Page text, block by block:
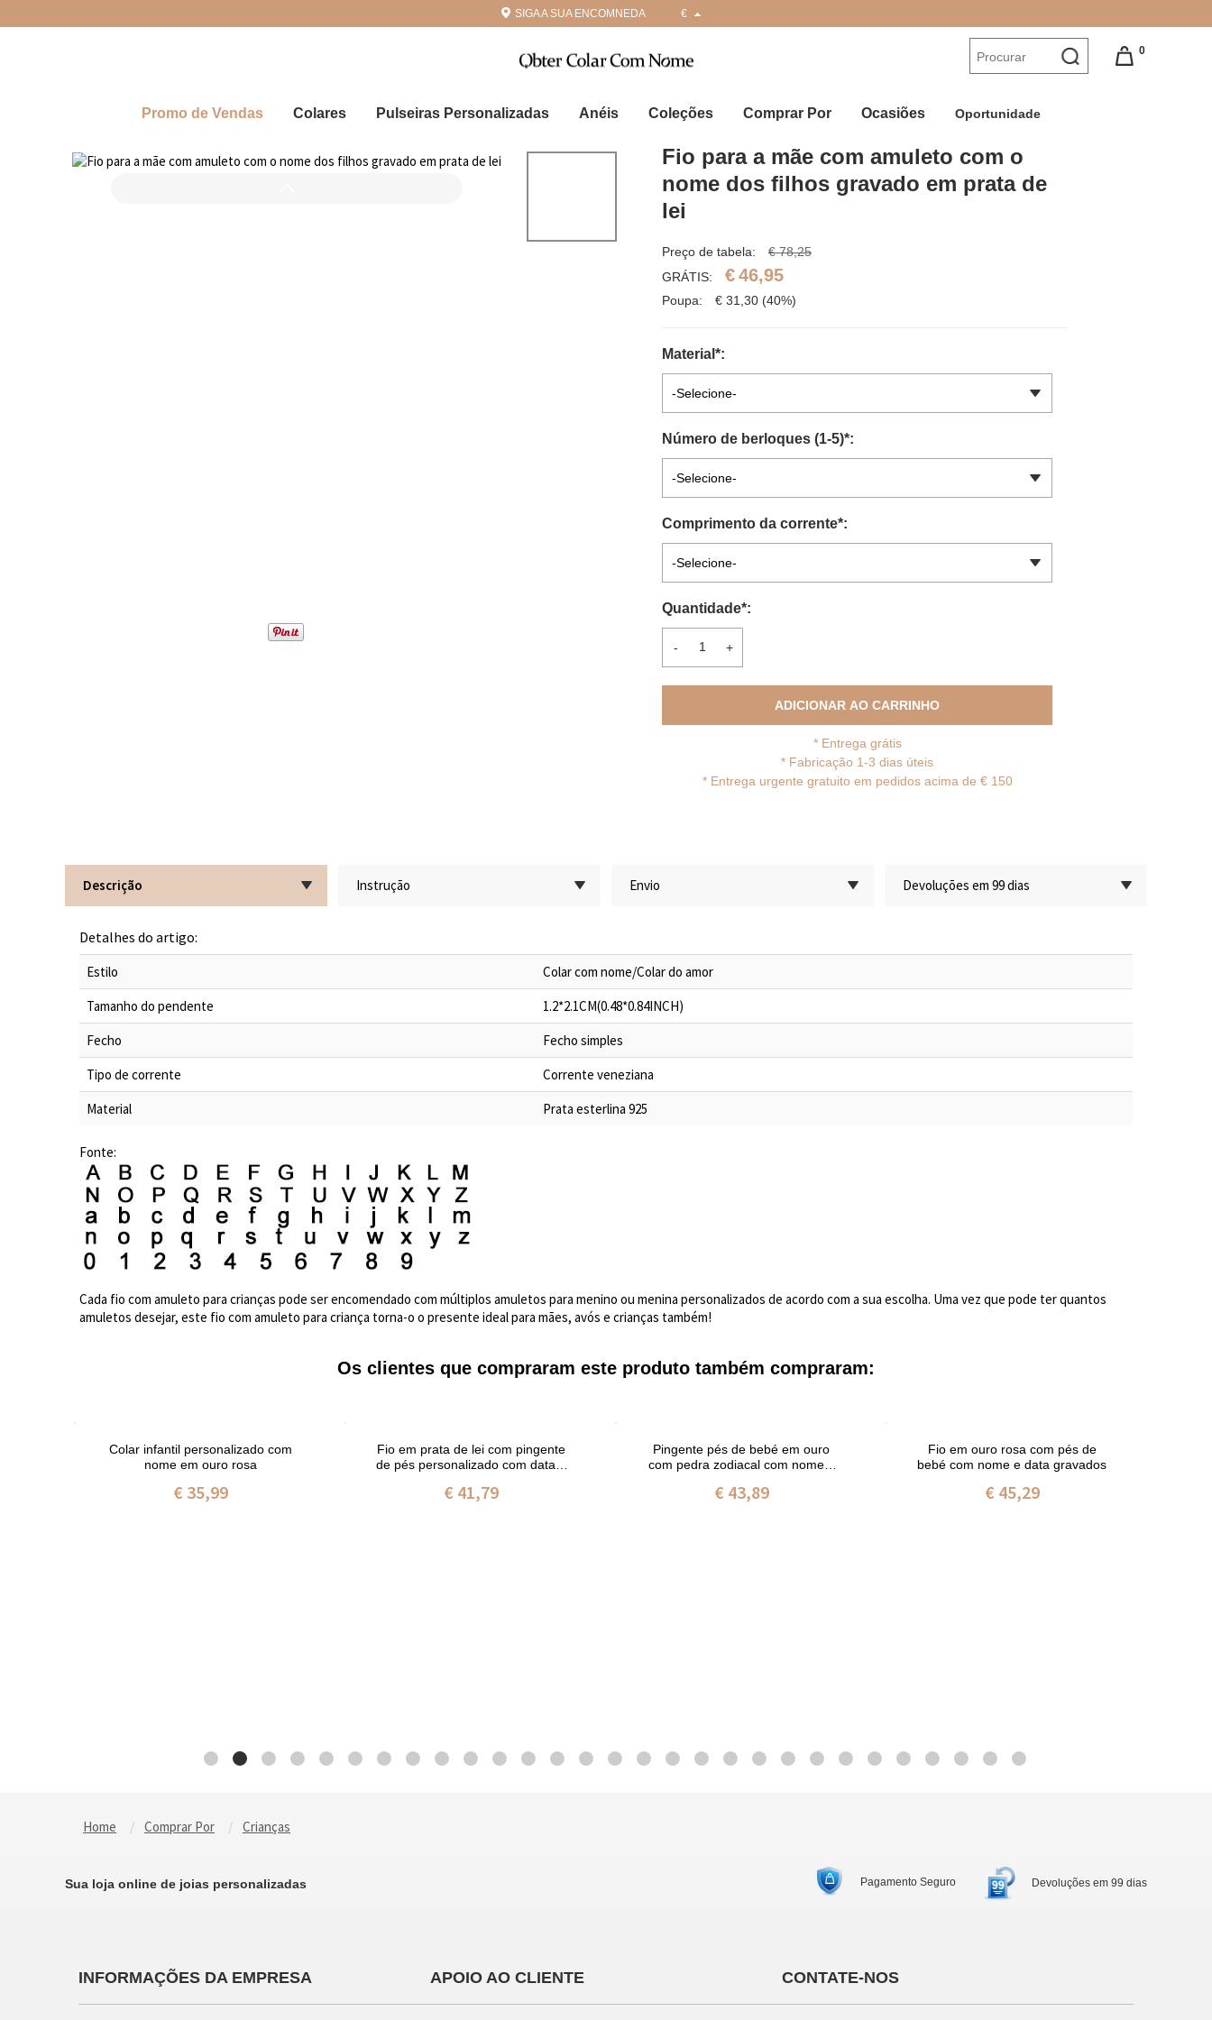
SIGA A SUA ENCOMNEDA €
0
Promo de Vendas Colares Pulseiras Personalizadas Anéis Coleções Comprar Por Ocasiões Oportunidade
Fio para a mãe com amuleto com o
nome dos filhos gravado em prata de
lei
Preço de tabela:
€ 78,25
GRÁTIS:
€46,95
Poupa: € 31,30 (40%)
Material *:
-Selecione-
Número de berloques (1-5)*:
-Selecione-
Comprimento da corrente*:
-Selecione-
Quantidade*:
- +
ADICIONAR AO CARRINHO
* Entrega grátis
* Fabricação 1-3 dias úteis
* Entrega urgente gratuito em pedidos acima de € 150
Descrição Instrução Envio Devoluções em 99 dias
Detalhes do artigo:
Estilo
Colar com nome/Colar do amor
Tamanho do pendente
1.2*2.1CM(0.48*0.84INCH)
Fecho
Fecho simples
Tipo de corrente
Corrente veneziana
Material
Prata esterlina 925
Fonte:
Cada fio com amuleto para crianças pode ser encomendado com múltiplos amuletos para menino ou menina personalizados de acordo com a sua escolha. Uma vez que pode ter quantos
amuletos desejar, este fio com amuleto para criança torna-o o presente ideal para mães, avós e crianças também!
Os clientes que compraram este produto também compraram:
Colar infantil personalizado com
nome em ouro rosa
€ 35,99
Fio em prata de lei com pingente
de pés personalizado com data e
€ 41,79
Pingente pés de bebé em ouro
com pedra zodiacal com nome e
€ 43,89
Fio em ouro rosa com pés de
bebé com nome e data gravados
€ 45,29
Home Comprar Por Crianças
Sua loja online de joias personalizadas Pagamento Seguro Devoluções em 99 dias
INFORMAÇÕES DA EMPRESA APOIO AO CLIENTE CONTATE-NOS